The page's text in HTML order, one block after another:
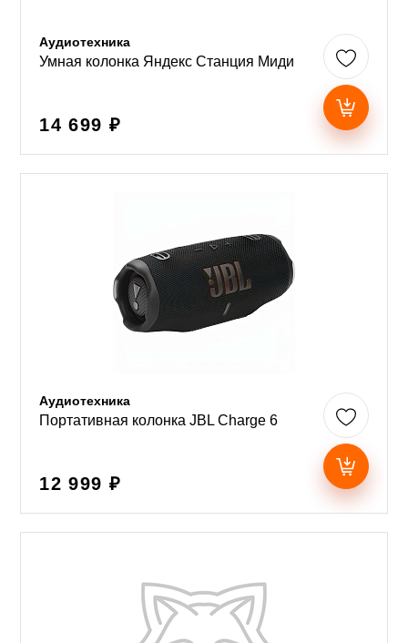
Аудиотехника
Умная колонка Яндекс Станция Миди
14 699 ₽
Аудиотехника
Портативная колонка JBL Charge 6
12 999 ₽